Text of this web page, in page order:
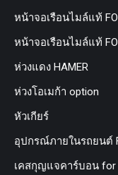
หน้าจอเรือนไมล์แท้
หน้าจอเรือนไมล์แท้
ห่วงแดง HAMER
ห่วงโอเมก้า option
หัวเกียร์
อุปกรณ์ภายในรถยนต์
เคสกุญแจคาร์บอน for